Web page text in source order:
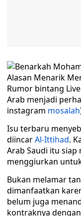
Rumor bintang
Arab menjadi
instagram mosalah
Isu terbaru
diincarAl-Ittihad.
Arab Saudi itu
menggiurkan
Bukan melamar
dimanfaatkan
belum juga
kontraknya